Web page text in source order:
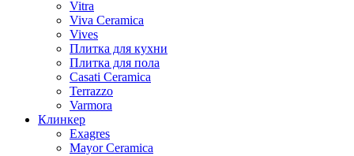
Vitra
Viva Ceramica
Vives
Плитка для кухни
Плитка для пола
Casati Ceramica
Terrazzo
Varmora
Клинкер
Exagres
Mayor Ceramica